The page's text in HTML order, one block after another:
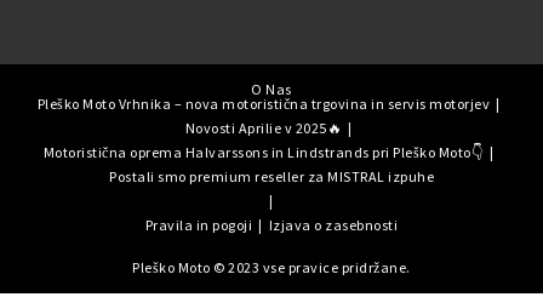
O Nas
Pleško Moto Vrhnika – nova motoristična trgovina in servis motorjev
Novosti Aprilie v 2025🔥
Motoristična oprema Halvarssons in Lindstrands pri Pleško Moto👇
Postali smo premium reseller za MISTRAL izpuhe
Pravila in pogoji Izjava o zasebnosti
Pleško Moto © 2023 vse pravice pridržane.